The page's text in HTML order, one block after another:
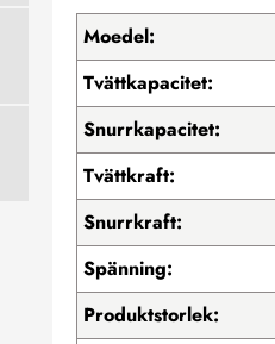
Moedel:
Tvättkapacitet:
Snurrkapacitet:
Tvättkraft:
Snurrkraft:
Spänning:
Produktstorlek: